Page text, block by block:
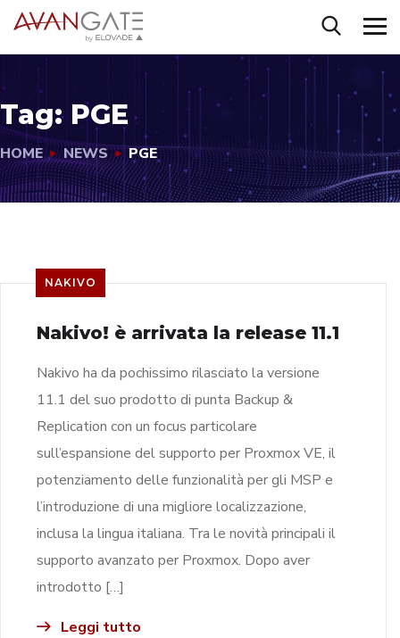
Tag: PGE
HOME NEWS PGE
NAKIVO
Nakivo! è arrivata la release 11.1
Nakivo ha da pochissimo rilasciato la versione
11.1 del suo prodotto di punta Backup &
Replication con un focus particolare
sull’espansione del supporto per Proxmox VE, il
potenziamento delle funzionalità per gli MSP e
l’introduzione di una migliore localizzazione,
inclusa la lingua italiana. Tra le novità principali il
supporto avanzato per Proxmox. Dopo aver
introdotto […]
Leggi tutto